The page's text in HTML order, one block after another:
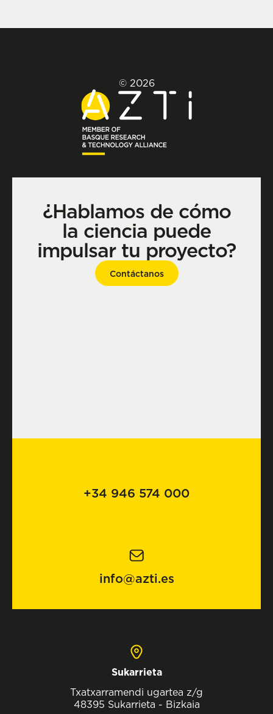
© 2026
¿Hablamos de cómo
la ciencia puede
impulsar tu proyecto?
Contáctanos
+34 946 574 000
info@azti.es
Sukarrieta
Txatxarramendi ugartea z/g
48395 Sukarrieta - Bizkaia